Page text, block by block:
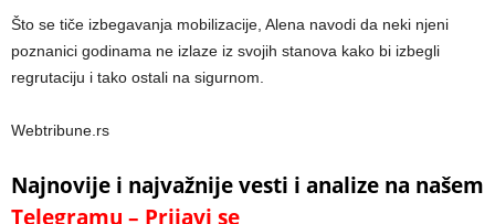
Što se tiče izbegavanja mobilizacije, Alena navodi da neki njeni
poznanici godinama ne izlaze iz svojih stanova kako bi izbegli
regrutaciju i tako ostali na sigurnom.
Webtribune.rs
Najnovije i najvažnije vesti i analize na našem
Telegramu – Prijavi se